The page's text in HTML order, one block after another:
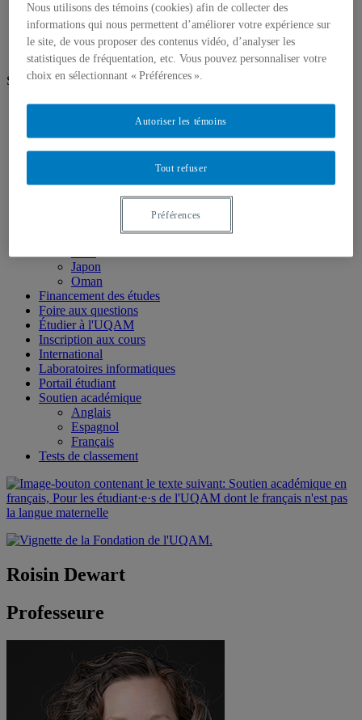
Nous joindre
EN
Suivez-nous
Instagram
LinkedIn
Colombie
Japon
Oman
Financement des études
Foire aux questions
Étudier à l'UQAM
Inscription aux cours
International
Laboratoires informatiques
Portail étudiant
Soutien académique
Anglais
Espagnol
Français
Tests de classement
Roisin Dewart
Professeure
Nous utilisons des témoins (cookies) afin de collecter des
informations qui nous permettent d’améliorer votre expérience sur
le site, de vous proposer des contenus vidéo, d’analyser les
statistiques de fréquentation, etc. Vous pouvez personnaliser votre
choix en sélectionnant « Préférences ».
Tout refuser
Autoriser les témoins
Préférences